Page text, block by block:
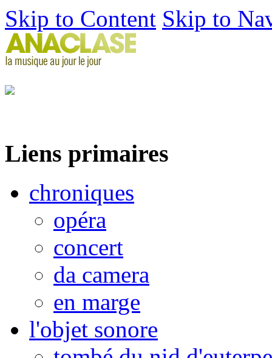
Skip to Content Skip to
Liens primaires
chroniques
opéra
concert
da camera
en marge
l'objet sonore